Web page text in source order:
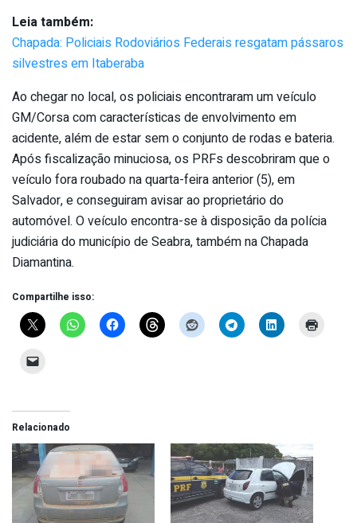
Leia também:
Chapada: Policiais Rodoviários Federais resgatam pássaros
silvestres em Itaberaba
Ao chegar no local, os policiais encontraram um veículo
GM/Corsa com características de envolvimento em
acidente, além de estar sem o conjunto de rodas e bateria.
Após fiscalização minuciosa, os PRFs descobriram que o
veículo fora roubado na quarta-feira anterior (5), em
Salvador, e conseguiram avisar ao proprietário do
automóvel. O veículo encontra-se à disposição da polícia
judiciária do município de Seabra, também na Chapada
Diamantina.
Compartilhe isso:
Relacionado